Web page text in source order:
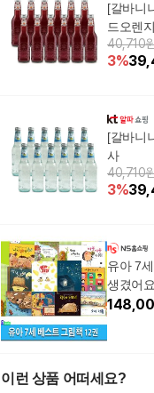
[갈바니
드오렌지
40,710
3%
[갈바니
사
40,710
3%
유아 7
생겼어
가족.가
이런 상품 어떠세요?